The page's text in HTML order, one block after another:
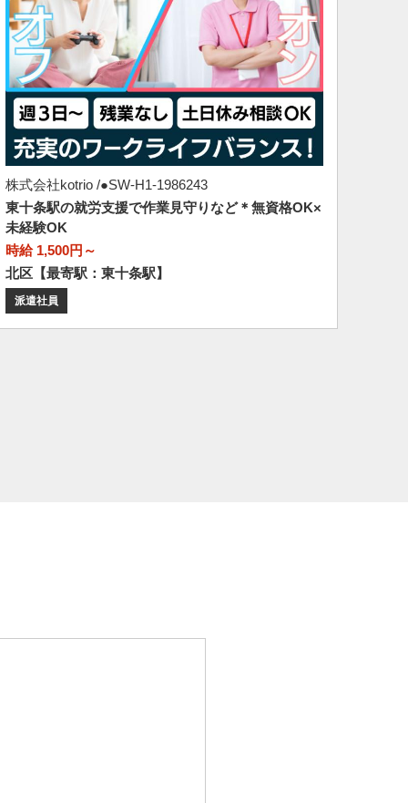
株式会社kotrio /●SW-H1-1986243
東十条駅の就労支援で作業見守りなど＊無資格OK×
未経験OK
時給 1,500円～
北区【最寄駅：東十条駅】
派遣社員